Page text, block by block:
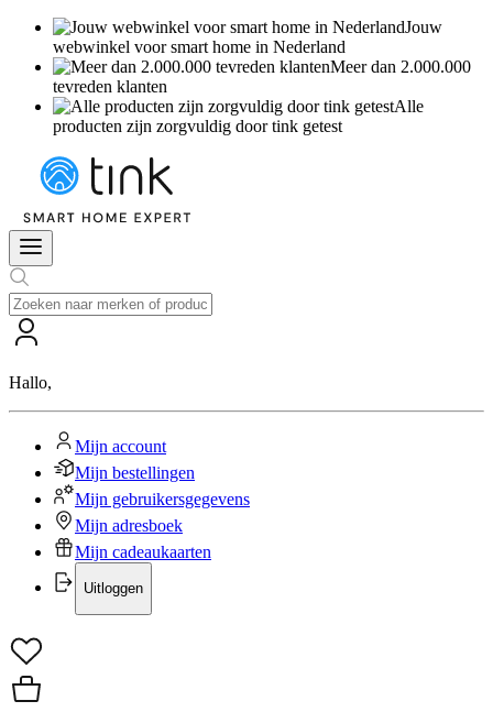
Jouw
webwinkel voor smart home in Nederland
Meer dan 2.000.000
tevreden klanten
Alle
producten zijn zorgvuldig door tink getest
Hallo,
Mijn account
Mijn bestellingen
Mijn gebruikersgegevens
Mijn adresboek
Mijn cadeaukaarten
Uitloggen